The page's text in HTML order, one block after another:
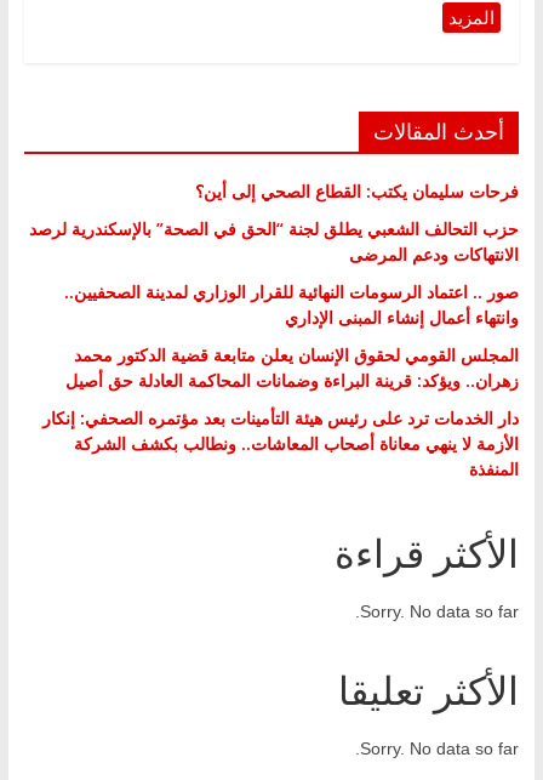
أحدث المقالات
فرحات سليمان يكتب: القطاع الصحي إلى أين؟
حزب التحالف الشعبي يطلق لجنة “الحق في الصحة” بالإسكندرية لرصد
الانتهاكات ودعم المرضى
صور .. اعتماد الرسومات النهائية للقرار الوزاري لمدينة الصحفيين..
وانتهاء أعمال إنشاء المبنى الإداري
المجلس القومي لحقوق الإنسان يعلن متابعة قضية الدكتور محمد
زهران.. ويؤكد: قرينة البراءة وضمانات المحاكمة العادلة حق أصيل
دار الخدمات ترد على رئيس هيئة التأمينات بعد مؤتمره الصحفي: إنكار
الأزمة لا ينهي معاناة أصحاب المعاشات.. ونطالب بكشف الشركة
المنفذة
الأكثر قراءة
Sorry. No data so far.
الأكثر تعليقا
Sorry. No data so far.